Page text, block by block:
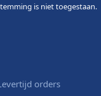
is niet toegestaan.
orders